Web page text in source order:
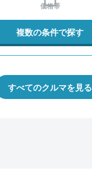
価格帯
複数の条件で探す
すべてのクルマを見る